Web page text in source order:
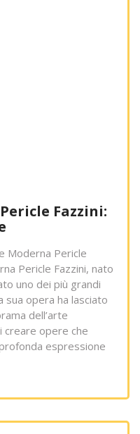
Fazzini:
Moderna Pericle
Pericle Fazzini, nato
uno dei più grandi
sua opera ha lasciato
dell’arte
creare opere che
espressione